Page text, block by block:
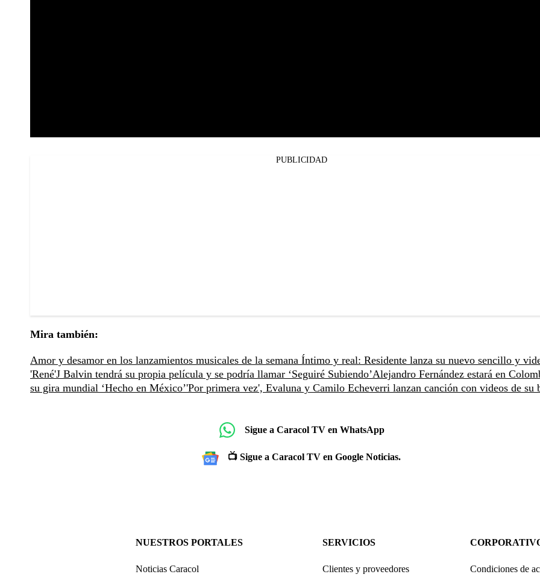
PUBLICIDAD
Mira también:
Amor y desamor en los lanzamientos musicales de la semana Íntimo y real: Residente lanza su nuevo sencillo y
'René'J Balvin tendrá su propia película y se podría llamar ‘Seguiré Subiendo’Alejandro Fernández estará en
su gira mundial ‘Hecho en México’'Por primera vez', Evaluna y Camilo Echeverri lanzan canción con videos de su
Sigue a Caracol TV en WhatsApp
📺 Sigue a Caracol TV en Google Noticias.
NUESTROS PORTALES
Noticias Caracol
SERVICIOS
Clientes y proveedores Condiciones de